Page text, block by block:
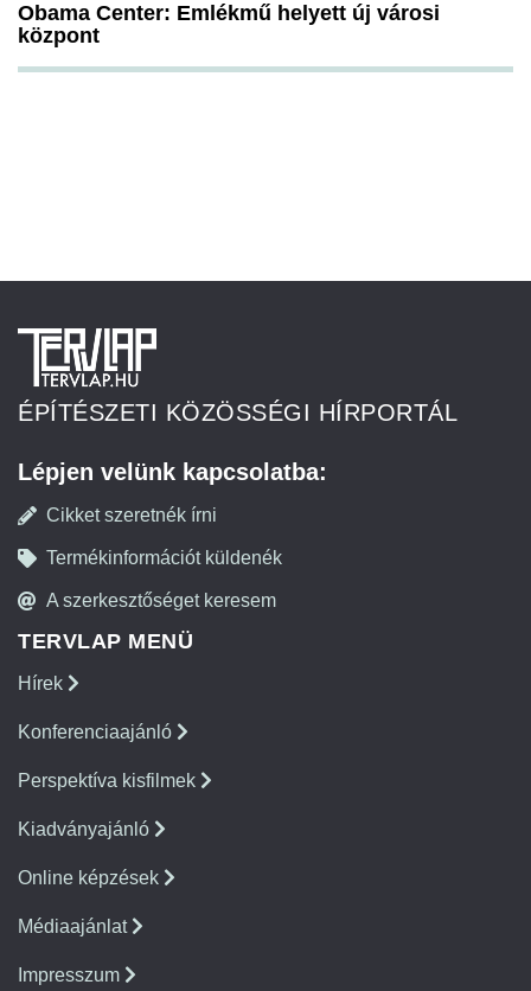
Obama Center: Emlékmű helyett új városi
központ
ÉPÍTÉSZETI KÖZÖSSÉGI HÍRPORTÁL
Lépjen velünk kapcsolatba:
Cikket szeretnék írni
Termékinformációt küldenék
A szerkesztőséget keresem
TERVLAP MENÜ
Hírek
Konferenciaajánló
Perspektíva kisfilmek
Kiadványajánló
Online képzések
Médiaajánlat
Impresszum